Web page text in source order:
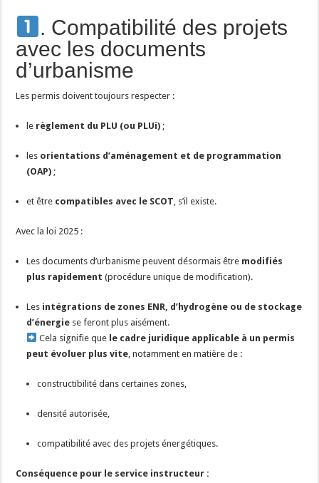
. Compatibilité des projets
avec les documents
d’urbanisme
Les permis doivent toujours respecter :
le règlement du PLU (ou PLUi) ;
les orientations d’aménagement et de programmation
(OAP) ;
et être compatibles avec le SCOT, s’il existe.
Avec la loi 2025 :
Les documents d’urbanisme peuvent désormais être modifiés
plus rapidement (procédure unique de modification).
Les intégrations de zones ENR, d’hydrogène ou de stockage
d’énergie se feront plus aisément.
Cela signifie que le cadre juridique applicable à un permis
peut évoluer plus vite, notamment en matière de :
constructibilité dans certaines zones,
densité autorisée,
compatibilité avec des projets énergétiques.
Conséquence pour le service instructeur :